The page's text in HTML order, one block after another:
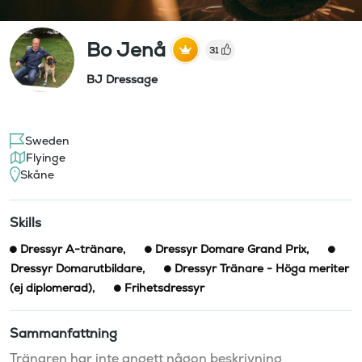
Bo Jenå 31
BJ Dressage
Sweden
Flyinge
Skåne
Skills
Dressyr A-tränare, Dressyr Domare Grand Prix,
Dressyr Domarutbildare,
Dressyr Tränare - Höga meriter
(ej diplomerad), Frihetsdressyr
Sammanfattning
Tränaren har inte angett någon beskrivning